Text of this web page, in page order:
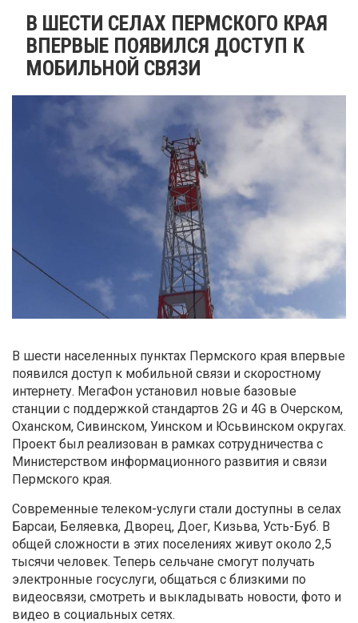
В ШЕСТИ СЕЛАХ ПЕРМСКОГО КРАЯ
ВПЕРВЫЕ ПОЯВИЛСЯ ДОСТУП К
МОБИЛЬНОЙ СВЯЗИ
В шести населенных пунктах Пермского края впервые
появился доступ к мобильной связи и скоростному
интернету. МегаФон установил новые базовые
станции с поддержкой стандартов 2G и 4G в Очерском,
Оханском, Сивинском, Уинском и Юсьвинском округах.
Проект был реализован в рамках сотрудничества с
Министерством информационного развития и связи
Пермского края.
Современные телеком-услуги стали доступны в селах
Барсаи, Беляевка, Дворец, Доег, Кизьва, Усть-Буб. В
общей сложности в этих поселениях живут около 2,5
тысячи человек. Теперь сельчане смогут получать
электронные госуслуги, общаться с близкими по
видеосвязи, смотреть и выкладывать новости, фото и
видео в социальных сетях.